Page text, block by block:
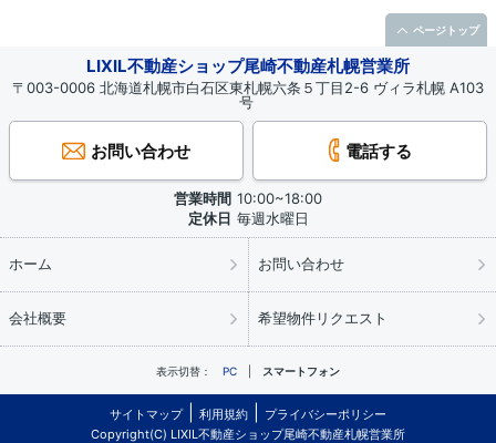
LIXIL不動産ショップ尾崎不動産札幌営業所
〒003-0006 北海道札幌市白石区東札幌六条５丁目2-6 ヴィラ札幌 A103
号
お問い合わせ 電話する
営業時間 10:00~18:00
定休日 毎週水曜日
ホーム お問い合わせ
会社概要 希望物件リクエスト
表示切替： PC スマートフォン
サイトマップ 利用規約
プライバシーポリシー
Copyright(C) LIXIL不動産ショップ尾崎不動産札幌営業所
ページトップ